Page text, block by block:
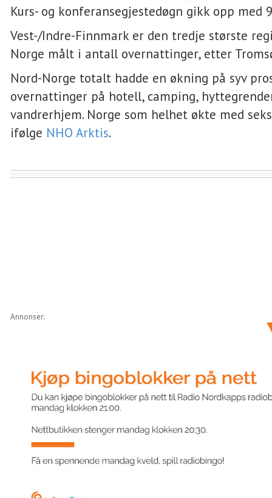
Kurs- og konferansegjestedøgn gikk opp med
Vest-/Indre-Finnmark er den tredje største
Norge målt i antall overnattinger, etter
Nord-Norge totalt hadde en økning på syv
overnattinger på hotell, camping,
vandrerhjem. Norge som helhet økte med
ifølge NHO Arktis.
Annonser: